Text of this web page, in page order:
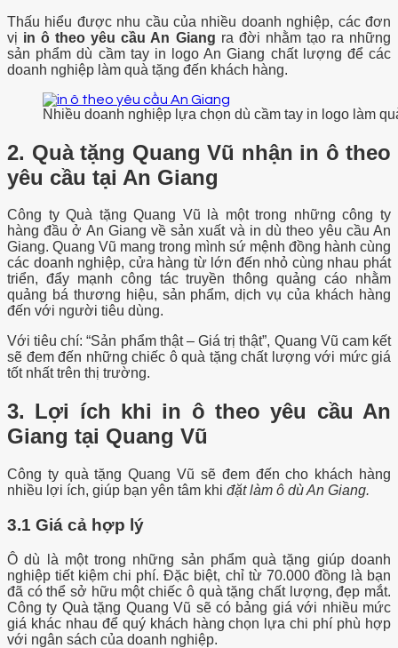
Thấu hiểu được nhu cầu của nhiều doanh nghiệp, các đơn
vị in ô theo yêu cầu An Giang ra đời nhằm tạo ra những
sản phẩm dù cầm tay in logo An Giang chất lượng để các
doanh nghiệp làm quà tặng đến khách hàng.
Nhiều doanh nghiệp lựa chọn dù cầm tay in logo làm
2. Quà tặng Quang Vũ nhận in ô theo
yêu cầu tại An Giang
Công ty Quà tặng Quang Vũ là một trong những công ty
hàng đầu ở An Giang về sản xuất và in dù theo yêu cầu An
Giang. Quang Vũ mang trong mình sứ mệnh đồng hành cùng
các doanh nghiệp, cửa hàng từ lớn đến nhỏ cùng nhau phát
triển, đẩy mạnh công tác truyền thông quảng cáo nhằm
quảng bá thương hiệu, sản phẩm, dịch vụ của khách hàng
đến với người tiêu dùng.
Với tiêu chí: “Sản phẩm thật – Giá trị thật”, Quang Vũ cam kết
sẽ đem đến những chiếc ô quà tặng chất lượng với mức giá
tốt nhất trên thị trường.
3. Lợi ích khi in ô theo yêu cầu An
Giang tại Quang Vũ
Công ty quà tặng Quang Vũ sẽ đem đến cho khách hàng
nhiều lợi ích, giúp bạn yên tâm khi đặt làm ô dù An Giang.
3.1 Giá cả hợp lý
Ô dù là một trong những sản phẩm quà tặng giúp doanh
nghiệp tiết kiệm chi phí. Đặc biệt, chỉ từ 70.000 đồng là bạn
đã có thể sở hữu một chiếc ô quà tặng chất lượng, đẹp mắt.
Công ty Quà tặng Quang Vũ sẽ có bảng giá với nhiều mức
giá khác nhau để quý khách hàng chọn lựa chi phí phù hợp
với ngân sách của doanh nghiệp.